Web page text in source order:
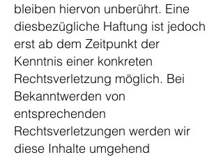
bleiben hiervon unberührt. Eine
diesbezügliche Haftung ist jedoch
erst ab dem Zeitpunkt der
Kenntnis einer konkreten
Rechtsverletzung möglich. Bei
Bekanntwerden von
entsprechenden
Rechtsverletzungen werden wir
diese Inhalte umgehend